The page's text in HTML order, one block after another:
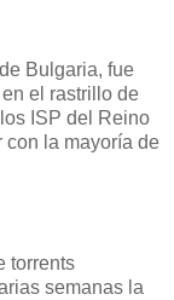
Bulgaria, fue
el rastrillo de
ISP del Reino
con la mayoría de
torrents
semanas la